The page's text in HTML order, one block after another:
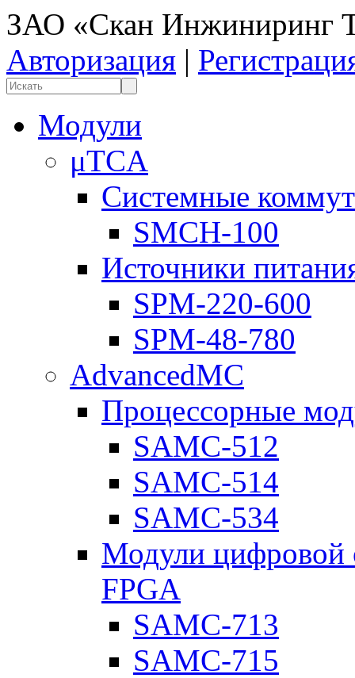
ЗАО «Скан Инжиниринг
Авторизация |
Модули
μTCA
Системные
SMCH-100
Источники
SPM-220-600
SPM-48-780
AdvancedMC
Процессорные
SAMC-512
SAMC-514
SAMC-534
Модули цифровой
FPGA
SAMC-713
SAMC-715